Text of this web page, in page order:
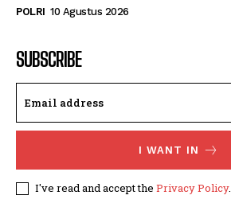
POLRI 10 Agustus 2026
SUBSCRIBE
I WANT IN
I've read and accept the Privacy Policy.